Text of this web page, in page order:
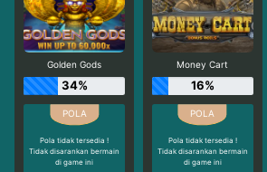
Golden Gods
34%
Pola tidak tersedia !
Tidak disarankan bermain
di game ini
Money Cart
16%
Pola tidak tersedia !
Tidak disarankan bermain
di game ini